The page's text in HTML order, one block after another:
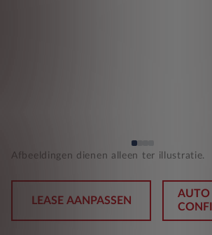
Afbeeldingen dienen alleen ter illustratie.
LEASE AANPASSEN
AUTO